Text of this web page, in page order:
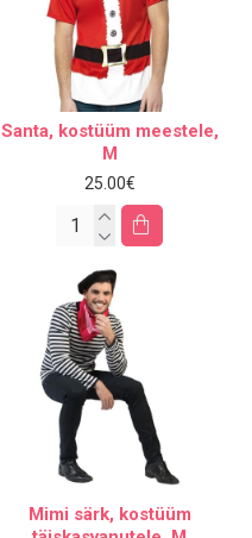
Santa, kostüüm meestele,
M
25.00€
Mimi särk, kostüüm